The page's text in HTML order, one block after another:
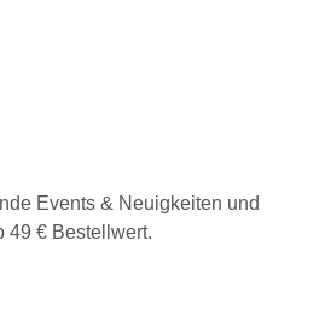
Events & Neuigkeiten und
49 € Bestellwert.